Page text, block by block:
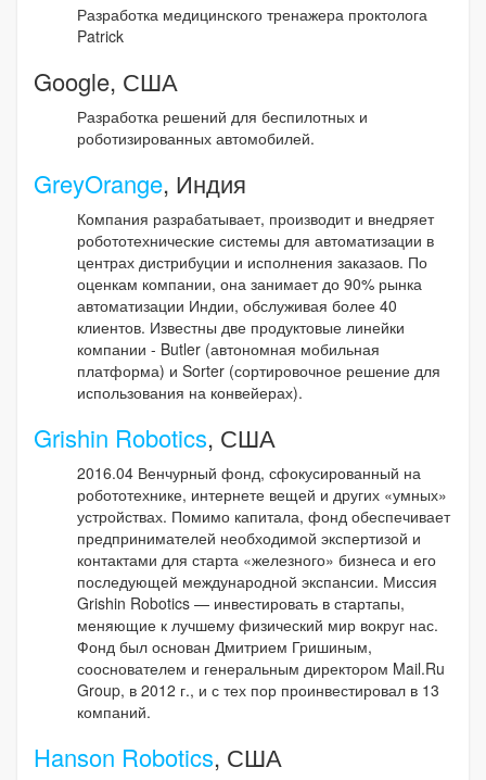
Разработка медицинского тренажера проктолога
Patrick
Google, США
Разработка решений для беспилотных и
роботизированных автомобилей.
GreyOrange, Индия
Компания разрабатывает, производит и внедряет
робототехнические системы для автоматизации в
центрах дистрибуции и исполнения заказаов. По
оценкам компании, она занимает до 90% рынка
автоматизации Индии, обслуживая более 40
клиентов. Известны две продуктовые линейки
компании - Butler (автономная мобильная
платформа) и Sorter (сортировочное решение для
использования на конвейерах).
Grishin Robotics, США
2016.04 Венчурный фонд, сфокусированный на
робототехнике, интернете вещей и других «умных»
устройствах. Помимо капитала, фонд обеспечивает
предпринимателей необходимой экспертизой и
контактами для старта «железного» бизнеса и его
последующей международной экспансии. Миссия
Grishin Robotics — инвестировать в стартапы,
меняющие к лучшему физический мир вокруг нас.
Фонд был основан Дмитрием Гришиным,
сооснователем и генеральным директором Mail.Ru
Group, в 2012 г., и с тех пор проинвестировал в 13
компаний.
Hanson Robotics, США